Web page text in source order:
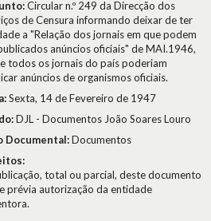
Circular n.º 249 da Direcção dos
de Censura informando deixar de ter
a "Relação dos jornais em que podem
anúncios oficiais" de MAI.1946,
todos os jornais do país poderiam
anúncios de organismos oficiais.
Sexta, 14 de Fevereiro de 1947
DJL - Documentos João Soares Louro
Documental:Documentos
total ou parcial, deste documento
prévia autorização da entidade